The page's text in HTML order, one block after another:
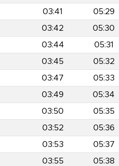
03:41 05:29
03:42 05:30
03:44 05:31
03:45 05:32
03:47 05:33
03:49 05:34
03:50 05:35
03:52 05:36
03:53 05:37
03:55 05:38